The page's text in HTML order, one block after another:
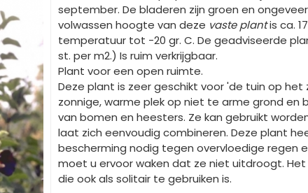
september. De bladeren zijn groen en
volwassen hoogte van deze vaste plantis ca.
temperatuur tot -20 gr. C. De geadviseerde
st. per m2.) Is ruim verkrijgbaar.
Plant voor een open ruimte.
Deze plant is zeer geschikt voor 'de tuin op het
zonnige, warme plek op niet te arme grond en
van bomen en heesters. Ze kan gebruikt
laat zich eenvoudig combineren. Deze plant
bescherming nodig tegen overvloedige regen
moet u ervoor waken dat ze niet uitdroogt.
die ook als solitair te gebruiken is.